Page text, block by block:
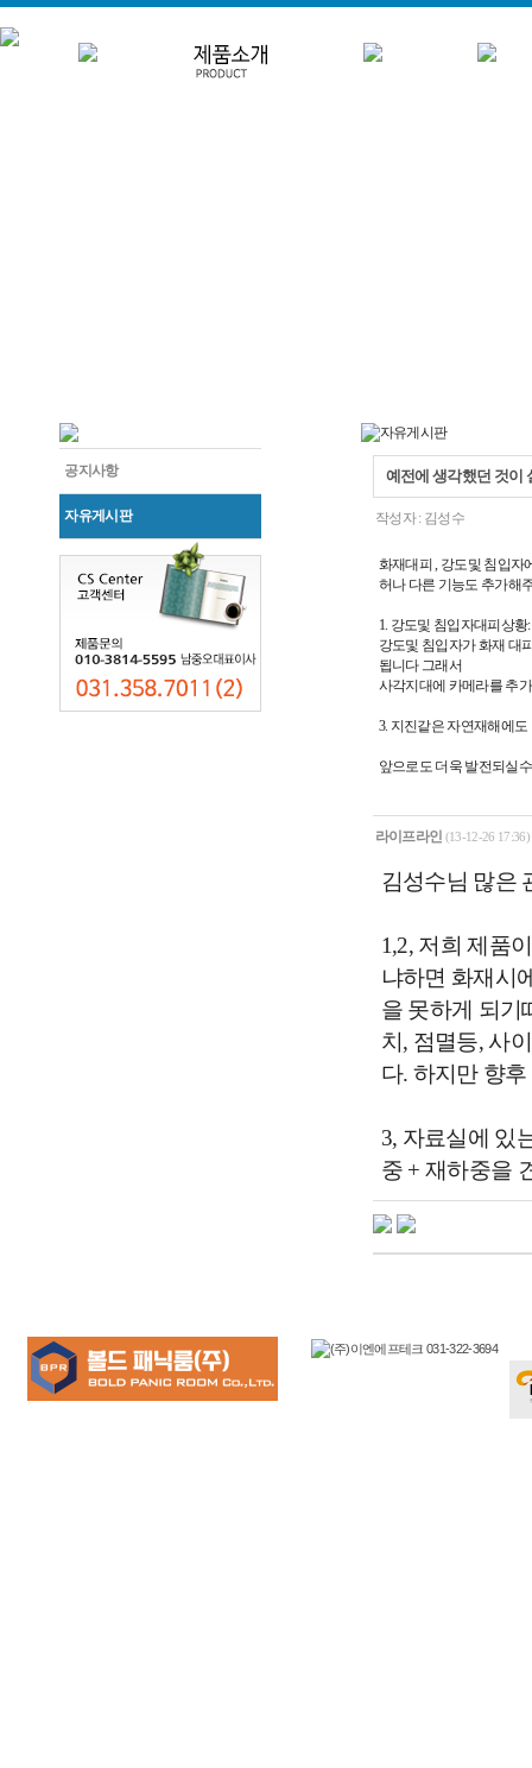
공지사항
자유게시판
예전에 생각했던 것이
작성자 : 김성수
화재대피 , 강도및 침입
허나 다른 기능도 추가해
1. 강도및 침입자대피상
강도및 침입자가 화재 대
됩니다 그래서
사각지대에 카메라를 추
3. 지진같은 자연재해에
앞으로도 더욱 발전되실
라이프라인 (13-12-26 17:36)
김성수님 많은
1,2, 저희 제품
냐하면 화재시
을 못하게 되기
치, 점멸등, 사
다. 하지만 향
3, 자료실에 있
중 + 재하중을